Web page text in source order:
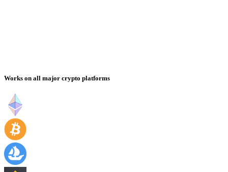
Works on all major crypto platforms